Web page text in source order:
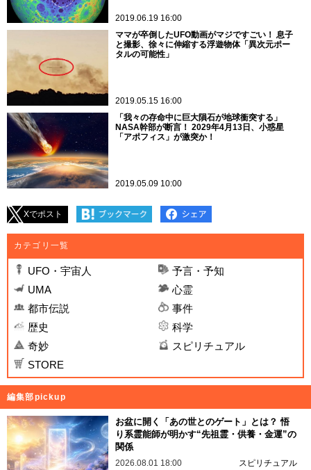
2019.06.19 16:00
ママが卒倒したUFO動画がマジですごい！ 息子
と撮影、徐々に伸縮する浮遊物体「異次元ポー
タルの可能性」
2019.05.15 16:00
「我々の存命中に巨大隕石が地球衝突する」
NASA幹部が断言！ 2029年4月13日、小惑星
「アポフィス」が激突か！
2019.05.09 10:00
Xでポスト
カテゴリ一覧
UFO・宇宙人
予言・予知
UMA
心霊
都市伝説
事件
歴史
科学
奇妙
スピリチュアル
STORE
編集部pickup
お盆に開く「あの世とのゲート」とは？ 悟
り系霊能師が明かす“先祖霊・供養・金運”の
関係
2026.08.01 18:00
スピリチュアル